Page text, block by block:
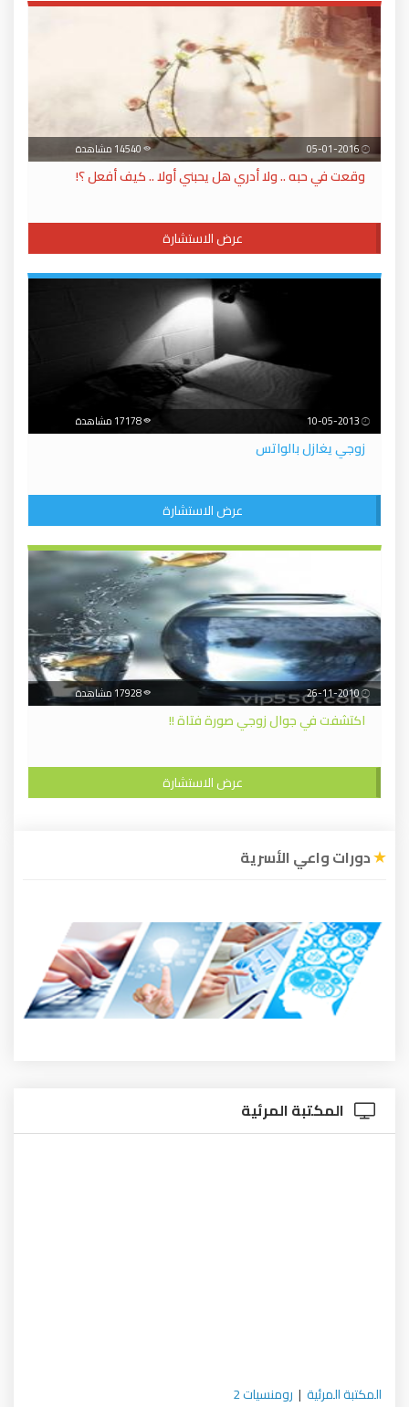
وقعت في حبه .. ولا أدري هل يحبني أولا .. كيف أفعل ؟!
عرض الاستشارة
زوجي يغازل بالواتس
عرض الاستشارة
26-11-2010
اكتشفت في جوال زوجي صورة فتاة !!
عرض الاستشارة
دورات واعي الأسرية
المكتبة المرئية
المكتبة المرئية | رومنسيات 2